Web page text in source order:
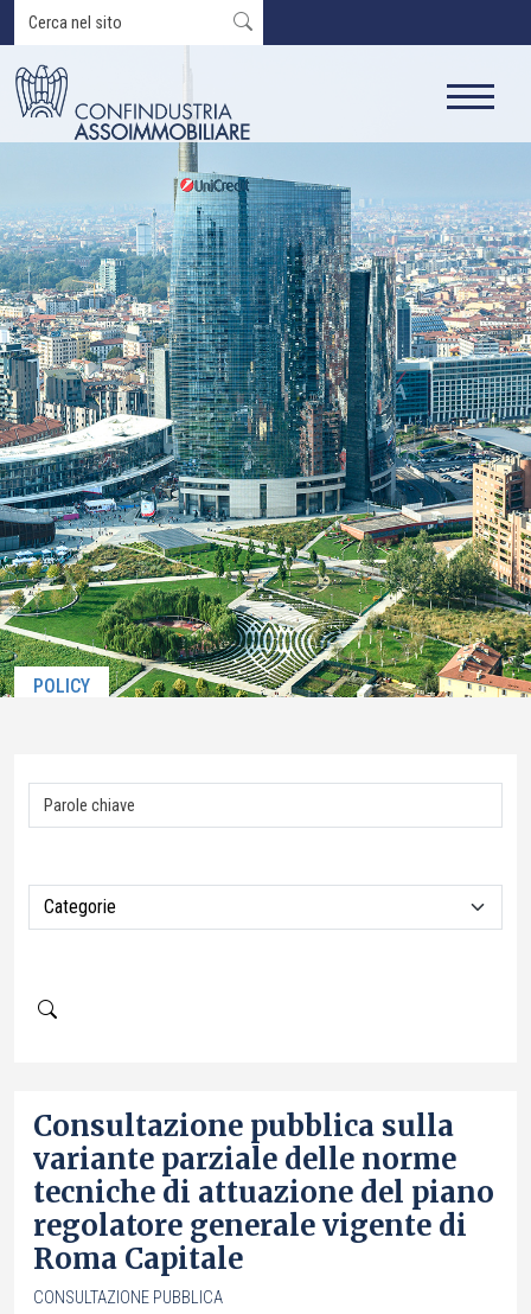
POLICY
Consultazione pubblica sulla
variante parziale delle norme
tecniche di attuazione del piano
regolatore generale vigente di
Roma Capitale
CONSULTAZIONE PUBBLICA